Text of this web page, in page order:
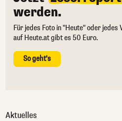
werden.
Für jedes Foto in "Heute" oder jedes
auf Heute.at gibt es 50 Euro.
So geht's
Aktuelles